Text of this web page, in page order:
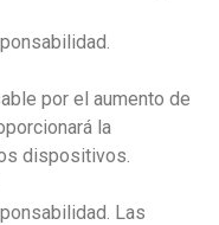
por el aumento de
la
dispositivos.
Las